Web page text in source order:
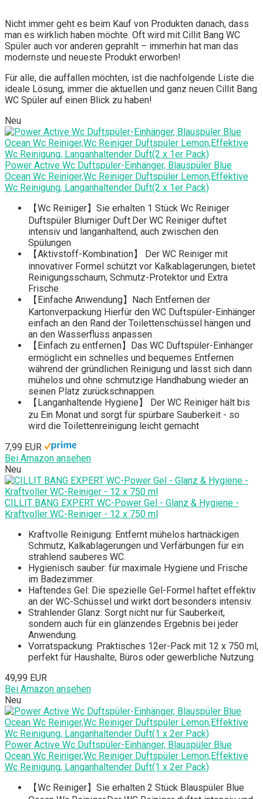
Nicht immer geht es beim Kauf von Produkten danach, dass
man es wirklich haben möchte. Oft wird mit Cillit Bang WC
Spüler auch vor anderen geprahlt – immerhin hat man das
modernste und neueste Produkt erworben!
Für alle, die auffallen möchten, ist die nachfolgende Liste die
ideale Lösung, immer die aktuellen und ganz neuen Cillit Bang
WC Spüler auf einen Blick zu haben!
Neu
Power Active Wc Duftspüler-Einhänger, Blauspüler Blue
Ocean Wc Reiniger,Wc Reiniger Duftspüler Lemon,Effektive
Wc Reinigung, Langanhaltender Duft(2 x 1er Pack)
【Wc Reiniger】Sie erhalten 1 Stück Wc Reiniger
Duftspüler Blumiger Duft.Der WC Reiniger duftet
intensiv und langanhaltend, auch zwischen den
Spülungen
【Aktivstoff-Kombination】 Der WC Reiniger mit
innovativer Formel schützt vor Kalkablagerungen, bietet
Reinigungsschaum, Schmutz-Protektor und Extra
Frische
【Einfache Anwendung】Nach Entfernen der
Kartonverpackung Hierfür den WC Duftspüler-Einhänger
einfach an den Rand der Toilettenschüssel hängen und
an den Wasserfluss anpassen
【Einfach zu entfernen】Das WC Duftspüler-Einhänger
ermöglicht ein schnelles und bequemes Entfernen
während der gründlichen Reinigung und lässt sich dann
mühelos und ohne schmutzige Handhabung wieder an
seinen Platz zurückschnappen.
【Langanhaltende Hygiene】 Der WC Reiniger hält bis
zu Ein Monat und sorgt für spürbare Sauberkeit - so
wird die Toilettenreinigung leicht gemacht
7,99 EUR
Bei Amazon ansehen
Neu
CILLIT BANG EXPERT WC-Power Gel - Glanz & Hygiene -
Kraftvoller WC-Reiniger - 12 x 750 ml
Kraftvolle Reinigung: Entfernt mühelos hartnäckigen
Schmutz, Kalkablagerungen und Verfärbungen für ein
strahlend sauberes WC.
Hygienisch sauber: für maximale Hygiene und Frische
im Badezimmer.
Haftendes Gel: Die spezielle Gel-Formel haftet effektiv
an der WC-Schüssel und wirkt dort besonders intensiv.
Strahlender Glanz: Sorgt nicht nur für Sauberkeit,
sondern auch für ein glänzendes Ergebnis bei jeder
Anwendung.
Vorratspackung: Praktisches 12er-Pack mit 12 x 750 ml,
perfekt für Haushalte, Büros oder gewerbliche Nutzung.
49,99 EUR
Bei Amazon ansehen
Neu
Power Active Wc Duftspüler-Einhänger, Blauspüler Blue
Ocean Wc Reiniger,Wc Reiniger Duftspüler Lemon,Effektive
Wc Reinigung, Langanhaltender Duft(1 x 2er Pack)
【Wc Reiniger】Sie erhalten 2 Stück Blauspüler Blue